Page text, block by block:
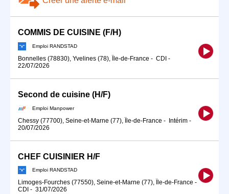
COMMIS DE CUISINE (F/H)
Emploi RANDSTAD
Bonnelles (78830), Yvelines (78), Île-de-France - CDI -
22/07/2026
Second de cuisine (H/F)
Emploi Manpower
Chessy (77700), Seine-et-Marne (77), Île-de-France - Intérim -
20/07/2026
CHEF CUISINIER H/F
Emploi RANDSTAD
Limoges-Fourches (77550), Seine-et-Marne (77), Île-de-France -
CDI - 31/07/2026